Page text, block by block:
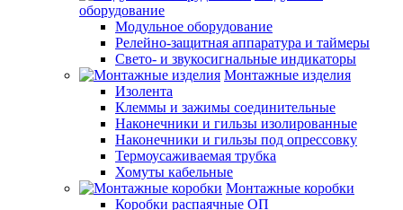
оборудование
Модульное оборудование
Релейно-защитная аппаратура и таймеры
Свето- и звукосигнальные индикаторы
Монтажные изделия
Изолента
Клеммы и зажимы соединительные
Наконечники и гильзы изолированные
Наконечники и гильзы под опрессовку
Термоусаживаемая трубка
Хомуты кабельные
Монтажные коробки
Коробки распаячные ОП